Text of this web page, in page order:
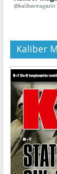
Kaliber